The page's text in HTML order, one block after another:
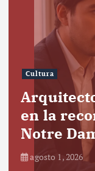
Cultura
en la
Notre
agosto 1, 2026